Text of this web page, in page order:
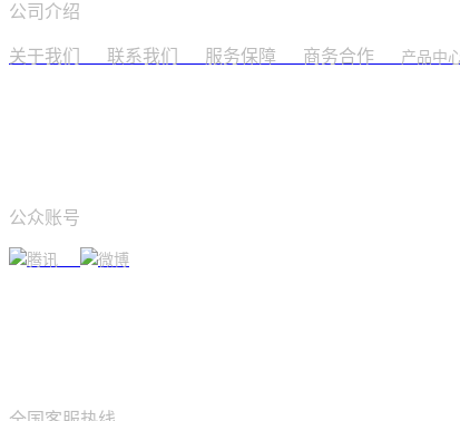
公司介绍
关于我们 联系我们 服务保障 商务合作 产品中
公众账号
腾讯 微博